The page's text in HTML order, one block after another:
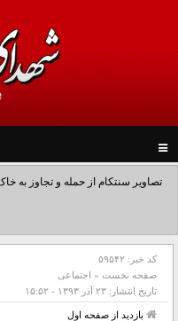
navigation
تصاویر سنتکام از حمله و تجاوز به
کد خبر: ۵۹۵۴۲
صفحه نخست » اجتماعی
تاریخ انتشار: ۲۳ آذر ۱۳۹۳ - ۱۵:۵۲
بازدید از صفحه اول